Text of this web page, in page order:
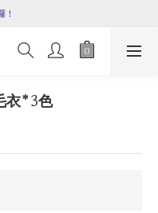
！
！
運！
！衣*3色